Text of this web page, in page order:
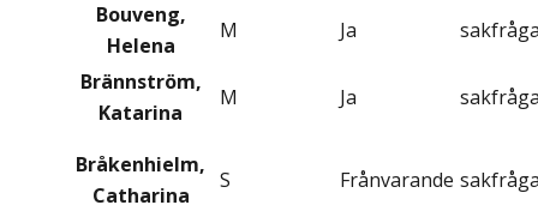
Bouveng,
Helena
M Ja
Brännström,
Katarina
M Ja
Bråkenhielm,
Catharina
S Frånvarande